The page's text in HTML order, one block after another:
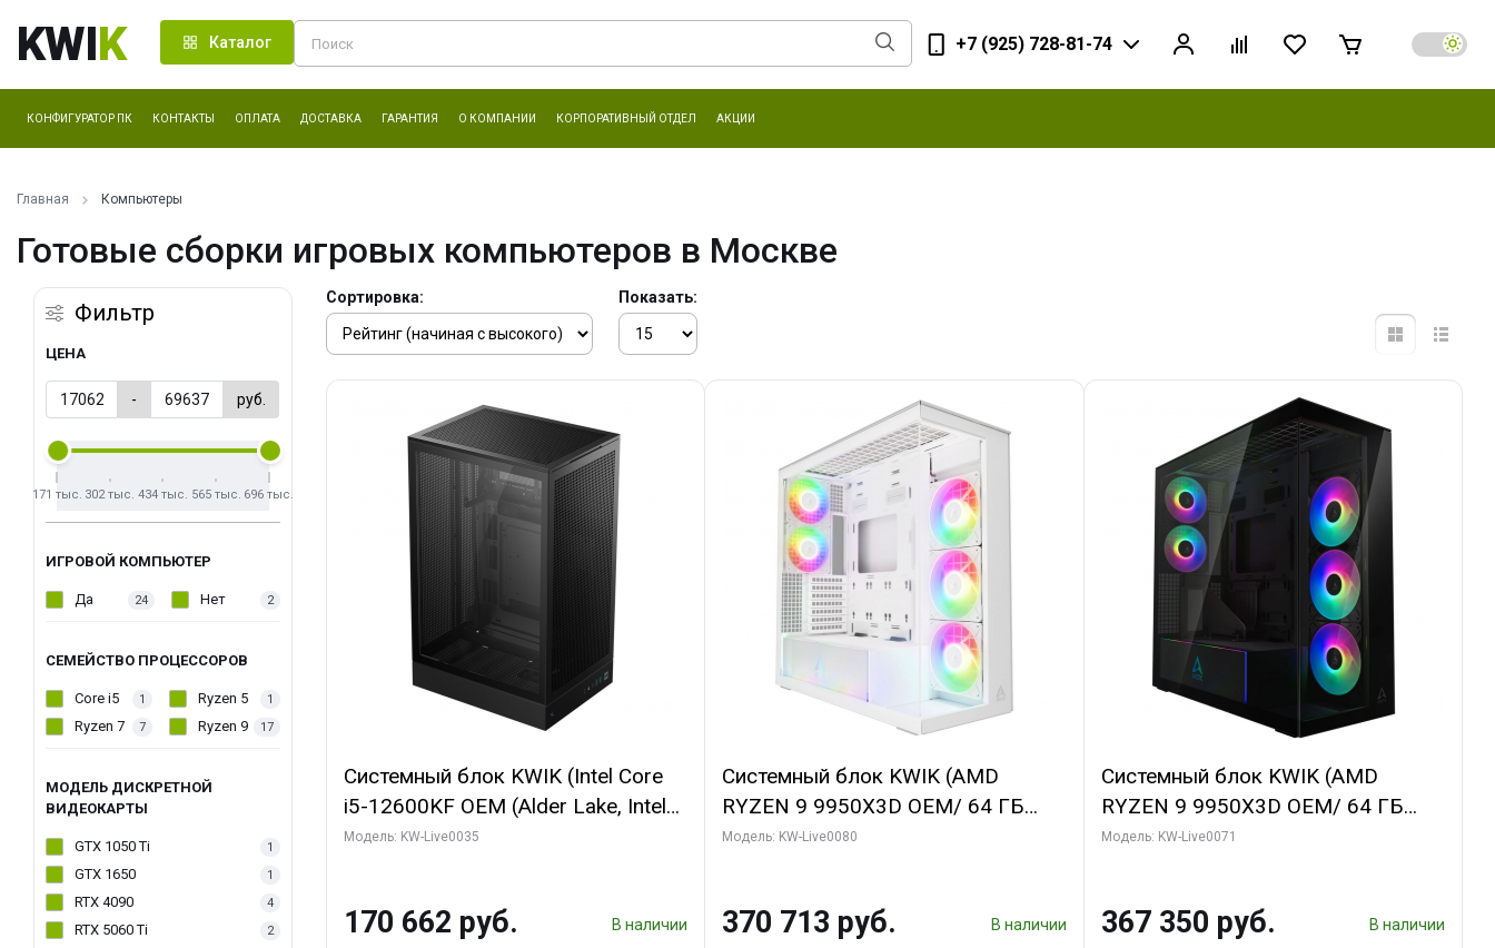
KWIK Каталог +7 (925) 728-81-74
КОНФИГУРАТОР ПК КОНТАКТЫ ОПЛАТА ДОСТАВКА ГАРАНТИЯ О КОМПАНИИ КОРПОРАТИВНЫЙ ОТДЕЛ АКЦИИ
Главная Компьютеры
Готовые сборки игровых компьютеров в Москве
Фильтр
ЦЕНА
- руб.
171 тыс. 302 тыс. 434 тыс. 565 тыс. 696 тыс.
ИГРОВОЙ КОМПЬЮТЕР
Да 24 Нет 2
СЕМЕЙСТВО ПРОЦЕССОРОВ
Core i5 1 Ryzen 5 1
Ryzen 7 7 Ryzen 9 17
МОДЕЛЬ ДИСКРЕТНОЙ
ВИДЕОКАРТЫ
GTX 1050 Ti 1
GTX 1650 1
RTX 4090 4
RTX 5060 Ti 2
Сортировка: Показать:
Системный блок KWIK (Intel Core
i5-12600KF OEM (Alder Lake, Intel
7, C10 4EC/6PC// 64 ГБ ОЗУ/ Ninja
SSD)
Модель: KW-Live0035
170 662 руб. В наличии
Системный блок KWIK (AMD
RYZEN 9 9950X3D OEM/ 64 ГБ
ОЗУ/ Palit RTX5080 INFINITY 3 OC
Модель: KW-Live0080
370 713 руб. В наличии
Системный блок KWIK (AMD
RYZEN 9 9950X3D OEM/ 64 ГБ
ОЗУ/ Palit RTX5080 GAMINGPRO
Модель: KW-Live0071
367 350 руб. В наличии